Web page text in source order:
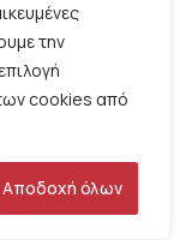
την
cookies από
Αποδοχή όλων
η ασφάλεια
του